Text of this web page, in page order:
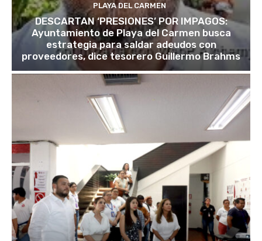
PLAYA DEL CARMEN
DESCARTAN ‘PRESIONES’ POR IMPAGOS:
Ayuntamiento de Playa del Carmen busca
estrategia para saldar adeudos con
proveedores, dice tesorero Guillermo Brahms